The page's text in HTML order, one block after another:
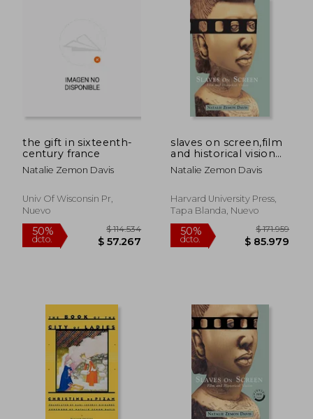
50%
$ 67.564
50%
the gift in sixteenth-
century france
Natalie Zemon Davis
Univ Of Wisconsin Pr,
Nuevo
slaves on screen,film
and historical vision
(en Inglés)
Natalie Zemon Davis
Harvard University Press,
Tapa Blanda, Nuevo